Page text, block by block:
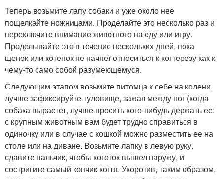
Теперь возьмите лапу собаки и уже около нее
пощелкайте ножницами. Проделайте это несколько раз и
переключите внимание животного на еду или игру.
Проделывайте это в течение нескольких дней, пока
щенок или котенок не начнет относиться к когтерезу как к
чему-то само собой разумеющемуся.
Следующим этапом возьмите питомца к себе на колени,
лучше зафиксируйте туловище, зажав между ног (когда
собака вырастет, лучше просить кого-нибудь держать ее:
с крупным животным вам будет трудно справиться в
одиночку или в случае с кошкой можно разместить ее на
столе или на диване. Возьмите лапку в левую руку,
сдавите пальчик, чтобы коготок вышел наружу, и
состригите самый кончик когтя. Укоротив, таким образом,